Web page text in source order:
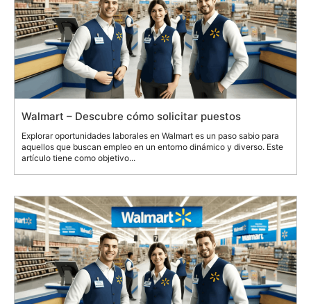
Walmart – Descubre cómo solicitar puestos
Explorar oportunidades laborales en Walmart es un paso sabio para
aquellos que buscan empleo en un entorno dinámico y diverso. Este
artículo tiene como objetivo...